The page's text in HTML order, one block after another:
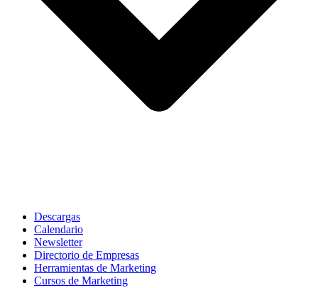
Descargas
Calendario
Newsletter
Directorio de Empresas
Herramientas de Marketing
Cursos de Marketing